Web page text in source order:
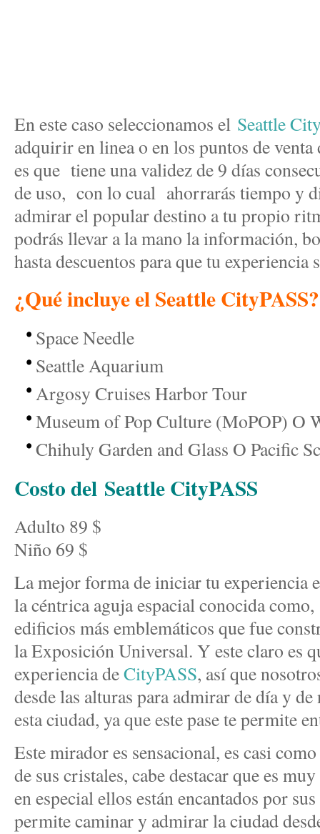
En este caso seleccionamos el Seattle
adquirir en linea o en los puntos de
es que tiene una validez de 9 días
de uso, con lo cual ahorrarás tiempo y
admirar el popular destino a tu propio
podrás llevar a la mano la información,
hasta descuentos para que tu experiencia
¿Qué incluye el Seattle CityPASS?
Space Needle
Seattle Aquarium
Argosy Cruises Harbor Tour
Museum of Pop Culture (MoPOP) O
Chihuly Garden and Glass O Pacific
Costo del Seattle CityPASS
Adulto 89 $
Niño 69 $
La mejor forma de iniciar tu experiencia
la céntrica aguja espacial conocida
edificios más emblemáticos que fue
la Exposición Universal. Y este claro es
experiencia deCityPASS, así que
desde las alturas para admirar de día y
esta ciudad, ya que este pase te permite
Este mirador es sensacional, es casi
de sus cristales, cabe destacar que es
en especial ellos están encantados por
permite caminar y admirar la ciudad